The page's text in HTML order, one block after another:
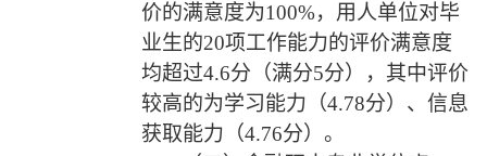
价的满意度为100%，用人单位对毕
业生的20项工作能力的评价满意度
均超过4.6分（满分5分），其中评价
较高的为学习能力（4.78分）、信息
获取能力（4.76分）。